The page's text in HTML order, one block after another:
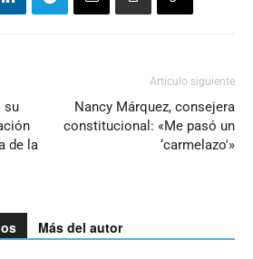
su
de la
Artículo siguiente
Nancy Márquez, consejera
constitucional: «Me pasó un
‘carmelazo'»
Más del autor